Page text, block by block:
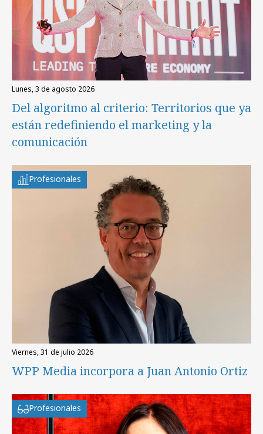
lunes, 3 de agosto 2026
Del algoritmo al criterio: Territorios que ya
están redefiniendo el marketing y la
comunicación
Profesionales
viernes, 31 de julio 2026
WPP Media incorpora a Juan Antonio Ortiz
Profesionales